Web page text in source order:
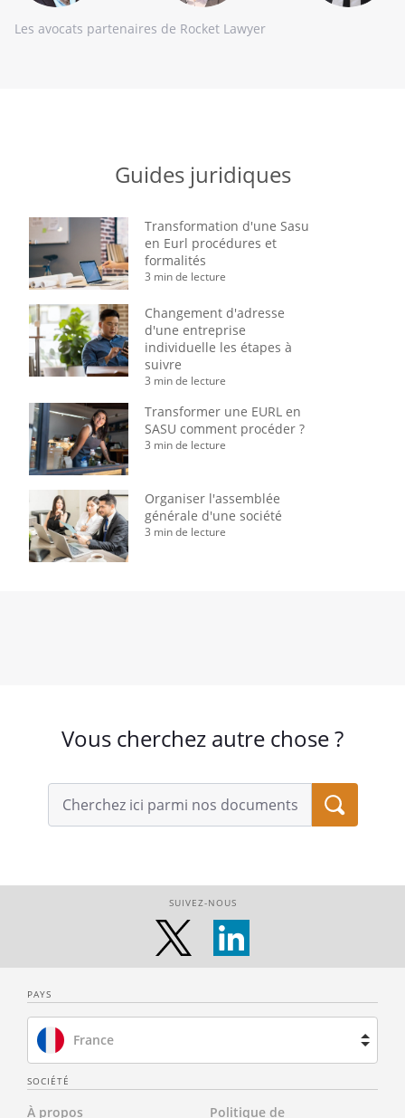
Les avocats partenaires de Rocket Lawyer
Guides juridiques
Transformation d'une Sasu
en Eurl procédures et
formalités
3 min de lecture
Changement d'adresse
d'une entreprise
individuelle les étapes à
suivre
3 min de lecture
Transformer une EURL en
SASU comment procéder ?
3 min de lecture
Organiser l'assemblée
générale d'une société
3 min de lecture
Vous cherchez autre chose ?
SUIVEZ-NOUS
PAYS
France
SOCIÉTÉ
À propos Politique de